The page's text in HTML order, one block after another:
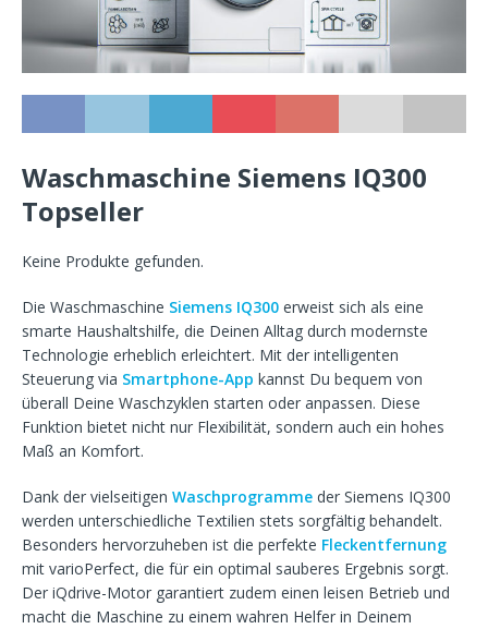
Waschmaschine Siemens IQ300
Topseller
Keine Produkte gefunden.
Die Waschmaschine Siemens IQ300 erweist sich als eine
smarte Haushaltshilfe, die Deinen Alltag durch modernste
Technologie erheblich erleichtert. Mit der intelligenten
Steuerung via Smartphone-App kannst Du bequem von
überall Deine Waschzyklen starten oder anpassen. Diese
Funktion bietet nicht nur Flexibilität, sondern auch ein hohes
Maß an Komfort.
Dank der vielseitigen Waschprogramme der Siemens IQ300
werden unterschiedliche Textilien stets sorgfältig behandelt.
Besonders hervorzuheben ist die perfekte Fleckentfernung
mit varioPerfect, die für ein optimal sauberes Ergebnis sorgt.
Der iQdrive-Motor garantiert zudem einen leisen Betrieb und
macht die Maschine zu einem wahren Helfer in Deinem